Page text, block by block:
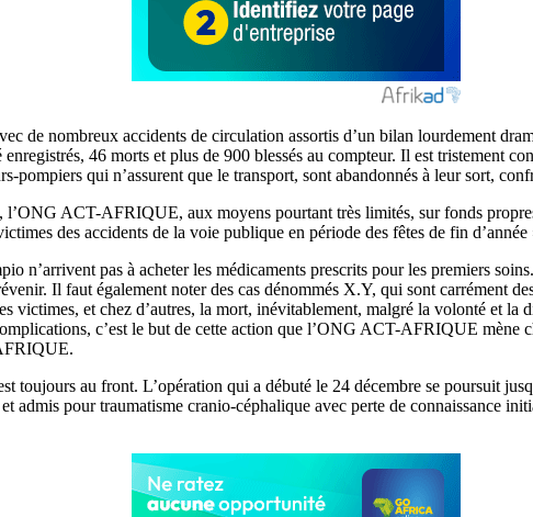
de nombreux accidents de circulation assortis d’un bilan lourdement
46 morts et plus de 900 blessés au compteur. Il est tristement
pompiers qui n’assurent que le transport, sont abandonnés à leur sort,
l’ONG ACT-AFRIQUE, aux moyens pourtant très limités, sur fonds
des accidents de la voie publique en période des fêtes de fin d’année
n’arrivent pas à acheter les médicaments prescrits pour les premiers
Il faut également noter des cas dénommés X.Y, qui sont carrément
victimes, et chez d’autres, la mort, inévitablement, malgré la volonté et
c’est le but de cette action que l’ONG ACT-AFRIQUE mène
toujours au front. L’opération qui a débuté le 24 décembre se poursuit
admis pour traumatisme cranio-céphalique avec perte de connaissance